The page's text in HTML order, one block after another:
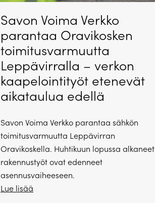
Savon Voima Verkko
parantaa Oravikosken
toimitusvarmuutta
Leppävirralla – verkon
kaapelointityöt etenevät
aikataulua edellä
Savon Voima Verkko parantaa sähkön
toimitusvarmuutta Leppävirran
Oravikoskella. Huhtikuun lopussa alkaneet
rakennustyöt ovat edenneet
asennusvaiheeseen.
Lue lisää